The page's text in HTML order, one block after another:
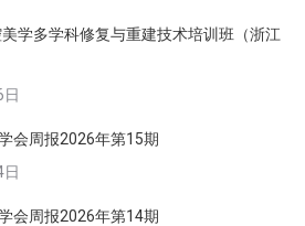
学多学科修复与重建技术培训班（浙江
会周报2026年第15期
会周报2026年第14期